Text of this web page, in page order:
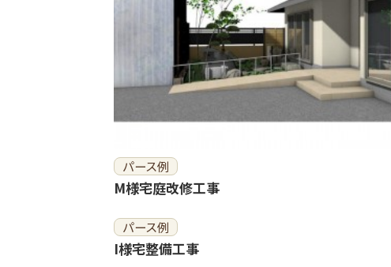
パース例
M様宅庭改修工事
パース例
I様宅整備工事